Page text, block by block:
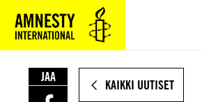
VARSINAISEEN
SISÄLTÖÖN
KAIKKI UUTISET
JAA